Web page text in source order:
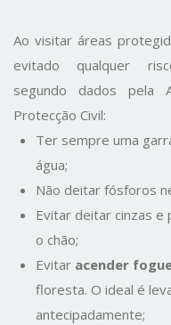
Ao visitar áreas
evitado qualquer
segundo dados pela
Protecção Civil:
Ter sempre uma
água;
Não deitar fósforos
Evitar deitar cinzas
o chão;
Evitar acender
floresta. O ideal é
antecipadamente;